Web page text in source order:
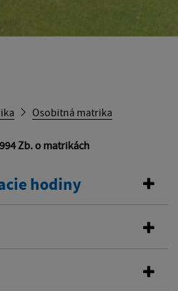
Osobitná matrika
Zb. o matrikách
hodiny